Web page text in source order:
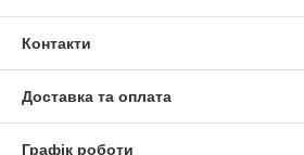
Контакти
Доставка та оплата
Графік роботи